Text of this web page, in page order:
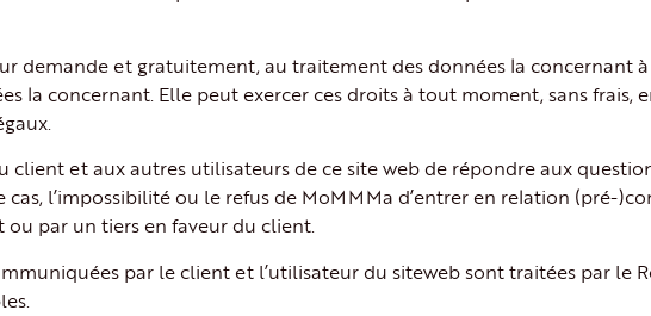
demande et gratuitement, au traitement des données la
la concernant. Elle peut exercer ces droits à tout moment, sans frais,
client et aux autres utilisateurs de ce site web de répondre aux
l’impossibilité ou le refus de MoMMMa d’entrer en relation (pré-
par un tiers en faveur du client.
par le client et l’utilisateur du siteweb sont traitées par le